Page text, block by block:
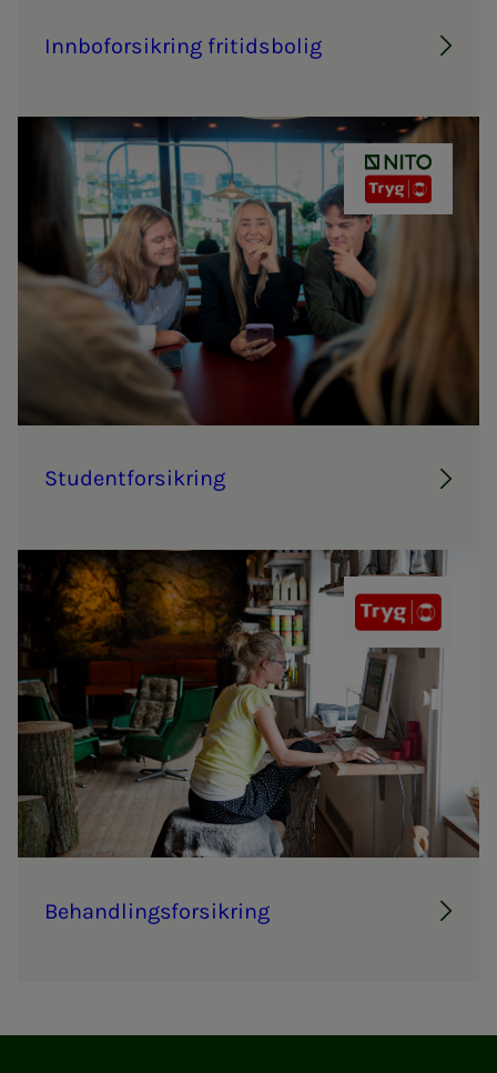
Inn­­­bo­­­for­­­sik­ring fri­­­tids­­­bo­­­lig
NITO -
Stu­­­den­t­­­for­­­sik­ring
Tryg
Be­hand­­lings­­­for­­sik­ring